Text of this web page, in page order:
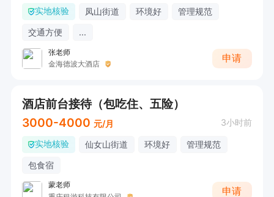
实地核验 凤山街道 环境好
管理规范
交通方便
...
张老师
金海德波大酒店
申请
酒店前台接待（包吃住、五险）
3000-4000 元/月 3小时前
实地核验 仙女山街道 环境好
管理规范
包食宿
蒙老师
申请